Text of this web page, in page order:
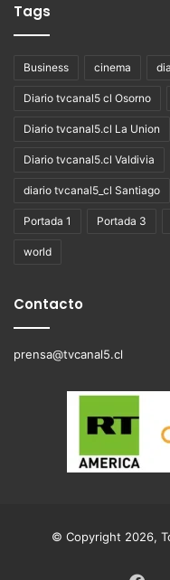
Tags
Business cinema
Diario tvcanal5 cl Osorno
Diario tvcanal5.cl La Union
Diario tvcanal5.cl Valdivia
diario tvcanal5_cl Santiago
Portada 1 Portada 3
world
Contacto
prensa@tvcanal5.cl
© Copyright 2026,